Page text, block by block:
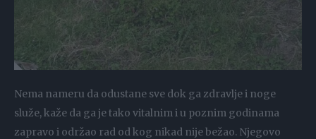
Nema nameru da odustane sve dok ga zdravlje i noge
služe, kaže da ga je tako vitalnim i u poznim godinama
zapravo i održao rad od kog nikad nije bežao. Njegovo